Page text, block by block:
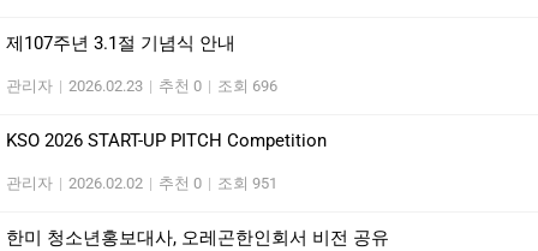
제107주년 3.1절 기념식 안내
관리자 | 2026.02.23 | 추천 0 | 조회 696
KSO 2026 START-UP PITCH Competition
관리자 | 2026.02.02 | 추천 0 | 조회 951
한미 청소년홍보대사, 오레곤한인회서 비전 공유